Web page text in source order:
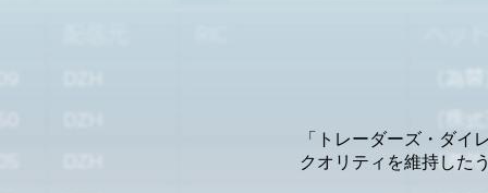
「トレーダーズ・ダ
クオリティを維持した